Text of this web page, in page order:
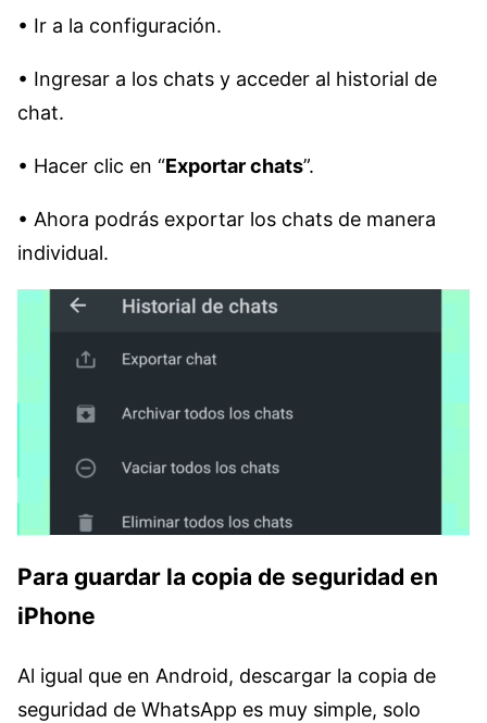
• Ir a la configuración.
• Ingresar a los chats y acceder al historial de
chat.
• Hacer clic en “Exportar chats”.
• Ahora podrás exportar los chats de manera
individual.
Para guardar la copia de seguridad en
iPhone
Al igual que en Android, descargar la copia de
seguridad de WhatsApp es muy simple, solo